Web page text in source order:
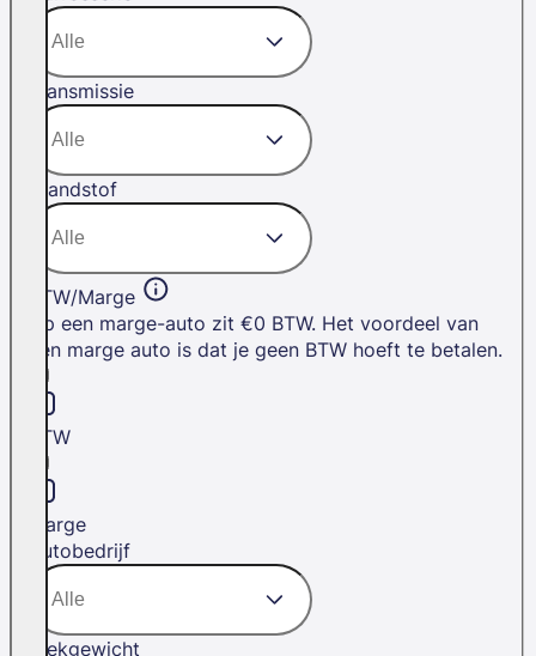
Transmissie
Brandstof
BTW/Marge
Op een marge-auto zit €0 BTW. Het voordeel van
een marge auto is dat je geen BTW hoeft te betalen.
BTW
Marge
Autobedrijf
Trekgewicht